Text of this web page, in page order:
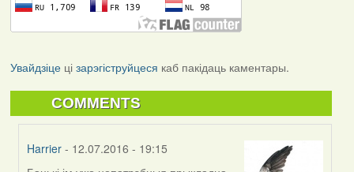
Увайдзіцеці зарэгіструйцеся каб пакідаць каментары.
COMMENTS
Harrier - 12.07.2016 - 19:15